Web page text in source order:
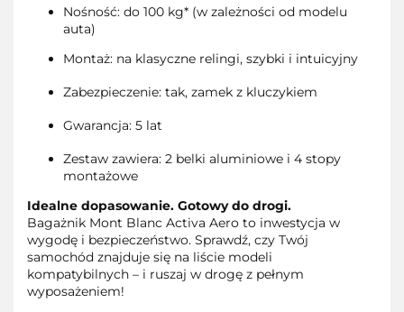
Nośność: do 100 kg* (w zależności od modelu
auta)
Montaż: na klasyczne relingi, szybki i intuicyjny
Zabezpieczenie: tak, zamek z kluczykiem
Gwarancja: 5 lat
Zestaw zawiera: 2 belki aluminiowe i 4 stopy
montażowe
Idealne dopasowanie. Gotowy do drogi.
Bagażnik Mont Blanc Activa Aero to inwestycja w
wygodę i bezpieczeństwo. Sprawdź, czy Twój
samochód znajduje się na liście modeli
kompatybilnych – i ruszaj w drogę z pełnym
wyposażeniem!